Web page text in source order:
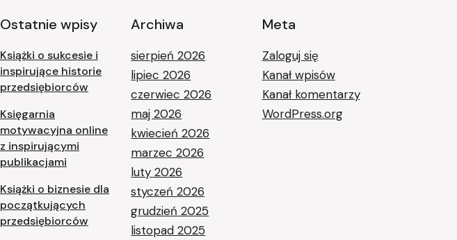
Ostatnie wpisy
Książki o sukcesie i
inspirujące historie
przedsiębiorców
Księgarnia
motywacyjna online
z inspirującymi
publikacjami
Książki o biznesie dla
początkujących
przedsiębiorców
Archiwa
sierpień 2026
lipiec 2026
czerwiec 2026
maj 2026
kwiecień 2026
marzec 2026
luty 2026
styczeń 2026
grudzień 2025
listopad 2025
Meta
Zaloguj się
Kanał wpisów
Kanał komentarzy
WordPress.org